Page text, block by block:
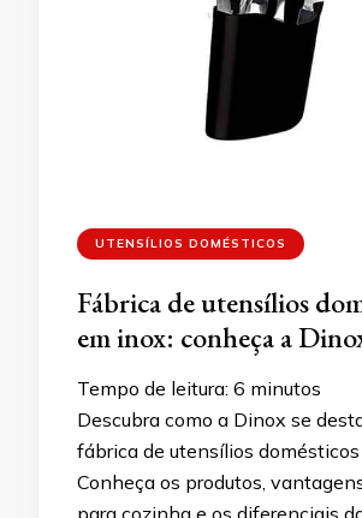
UTENSÍLIOS DOMÉSTICOS
Fábrica de utensílios
em inox: conheça a
Tempo de leitura: 6 minutos
Descubra como a Dinox se
fábrica de utensílios
Conheça os produtos,